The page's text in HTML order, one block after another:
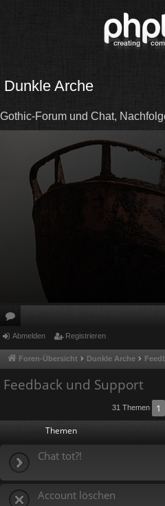
Dunkle Arche
Gothic-Forum und Chat,
or
en
Abmelden Registrieren
Foren-Übersicht Dunkle Arche
Feedback und Support
31 Themen 1
Themen
Chat tot?!
Account löschen